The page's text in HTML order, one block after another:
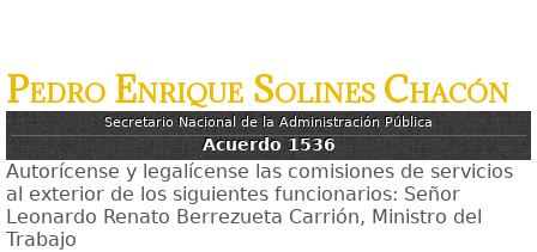
Pedro Enrique Solines Chacón
Secretario Nacional de la Administración Pública
Acuerdo 1536
Autorícense y legalícense las comisiones de servicios
al exterior de los siguientes funcionarios: Señor
Leonardo Renato Berrezueta Carrión, Ministro del
Trabajo